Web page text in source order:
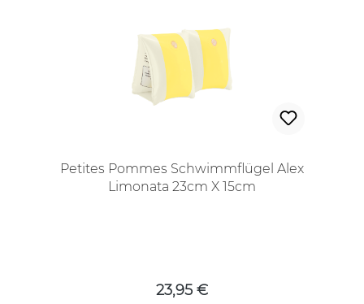
Petites Pommes Schwimmflügel Alex
Limonata 23cm X 15cm
23,95 €